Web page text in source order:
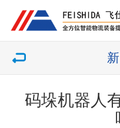
码垛机器人